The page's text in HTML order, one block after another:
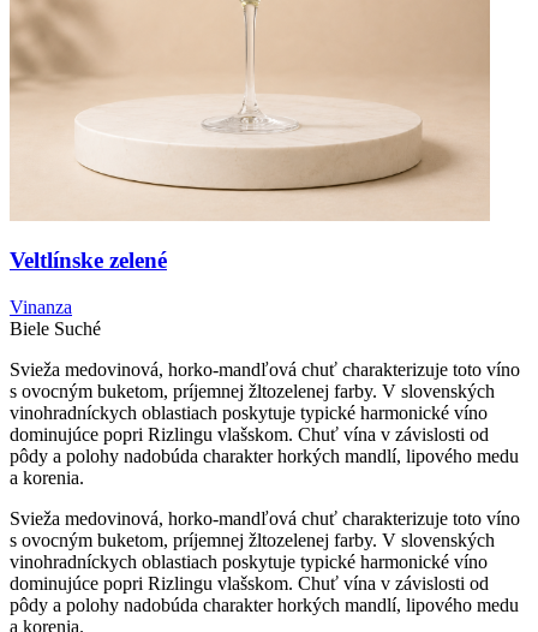
Veltlínske zelené
Vinanza
Biele Suché
Svieža medovinová, horko-mandľová chuť charakterizuje toto víno
s ovocným buketom, príjemnej žltozelenej farby. V slovenských
vinohradníckych oblastiach poskytuje typické harmonické víno
dominujúce popri Rizlingu vlašskom. Chuť vína v závislosti od
pôdy a polohy nadobúda charakter horkých mandlí, lipového medu
a korenia.
Svieža medovinová, horko-mandľová chuť charakterizuje toto víno
s ovocným buketom, príjemnej žltozelenej farby. V slovenských
vinohradníckych oblastiach poskytuje typické harmonické víno
dominujúce popri Rizlingu vlašskom. Chuť vína v závislosti od
pôdy a polohy nadobúda charakter horkých mandlí, lipového medu
a korenia.